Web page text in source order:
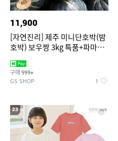
11,900
[자연진리] 제주 미니단호박(밤
호박) 보우짱 3kg 특품+파마산
구매 999+
GS SHOP 1
23